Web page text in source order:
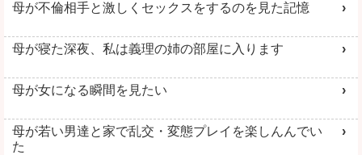
母が不倫相手と激しくセックスをするのを見た記憶
母が寝た深夜、私は義理の姉の部屋に入ります
母が女になる瞬間を見たい
母が若い男達と家で乱交・変態プレイを楽しんんでい
た